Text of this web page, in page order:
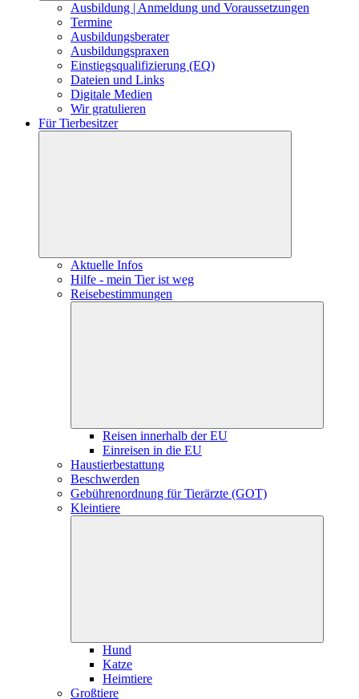
Ausbildung | Anmeldung und Voraussetzungen
Termine
Ausbildungsberater
Ausbildungspraxen
Einstiegsqualifizierung (EQ)
Dateien und Links
Digitale Medien
Wir gratulieren
Für Tierbesitzer
Aktuelle Infos
Hilfe - mein Tier ist weg
Reisebestimmungen
Reisen innerhalb der EU
Einreisen in die EU
Haustierbestattung
Beschwerden
Gebührenordnung für Tierärzte (GOT)
Kleintiere
Hund
Katze
Heimtiere
Großtiere